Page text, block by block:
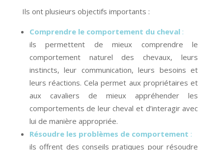
Ils ont plusieurs objectifs importants :
Comprendre le comportement du cheval:
ils permettent de mieux comprendre le
comportement naturel des chevaux, leurs
instincts, leur communication, leurs besoins et
leurs réactions. Cela permet aux propriétaires et
aux cavaliers de mieux appréhender les
comportements de leur cheval et d’interagir avec
lui de manière appropriée.
Résoudre les problèmes de comportement :
ils offrent des conseils pratiques pour résoudre